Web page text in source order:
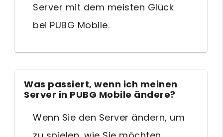
Server mit dem meisten Glück
bei PUBG Mobile.
Was passiert, wenn ich meinen
Server in PUBG Mobile ändere?
Wenn Sie den Server ändern, um